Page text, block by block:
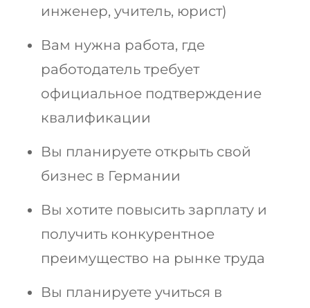
инженер, учитель, юрист)
Вам нужна работа, где
работодатель требует
официальное подтверждение
квалификации
Вы планируете открыть свой
бизнес в Германии
Вы хотите повысить зарплату и
получить конкурентное
преимущество на рынке труда
Вы планируете учиться в